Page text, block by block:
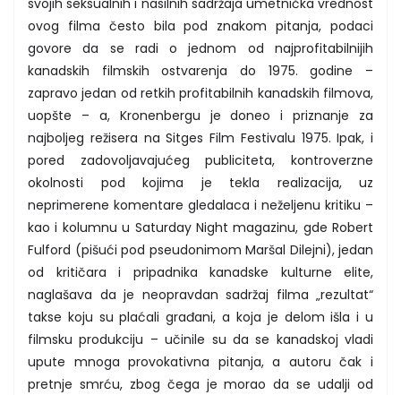
svojih seksualnih i nasilnih sadržaja umetnička vrednost
ovog filma često bila pod znakom pitanja, podaci
govore da se radi o jednom od najprofitabilnijih
kanadskih filmskih ostvarenja do 1975. godine –
zapravo jedan od retkih profitabilnih kanadskih filmova,
uopšte – a, Kronenbergu je doneo i priznanje za
najboljeg režisera na Sitges Film Festivalu 1975. Ipak, i
pored zadovoljavajućeg publiciteta, kontroverzne
okolnosti pod kojima je tekla realizacija, uz
neprimerene komentare gledalaca i neželjenu kritiku –
kao i kolumnu u Saturday Night magazinu, gde Robert
Fulford (pišući pod pseudonimom Maršal Dilejni), jedan
od kritičara i pripadnika kanadske kulturne elite,
naglašava da je neopravdan sadržaj filma „rezultat“
takse koju su plaćali građani, a koja je delom išla i u
filmsku produkciju – učinile su da se kanadskoj vladi
upute mnoga provokativna pitanja, a autoru čak i
pretnje smrću, zbog čega je morao da se udalji od